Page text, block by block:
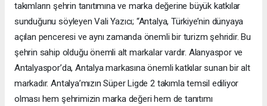
takımların şehrin tanıtımına ve marka değerine büyük katkılar
sunduğunu söyleyen Vali Yazıcı; “Antalya, Türkiye’nin dünyaya
açılan penceresi ve aynı zamanda önemli bir turizm şehridir. Bu
şehrin sahip olduğu önemli alt markalar vardır. Alanyaspor ve
Antalyaspor’da, Antalya markasına önemli katkılar sunan bir alt
markadır. Antalya’mızın Süper Ligde 2 takımla temsil ediliyor
olması hem şehrimizin marka değeri hem de tanıtımı